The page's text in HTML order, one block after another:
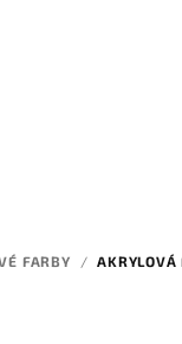
FARBY / AKRYLOVÁ